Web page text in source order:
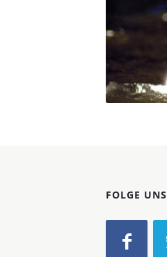
FOLGE UNS